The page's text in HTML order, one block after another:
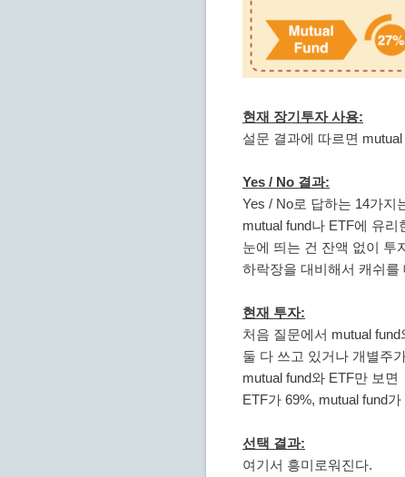
현재 장기투자 사용:
설문 결과에 따르면
Yes / No 결과:
Yes / No로 답하는 14가지
mutual fund나 ETF에 유리
눈에 띄는 건 잔액 없이 투
하락장을 대비해서 캐쉬
현재 투자:
처음 질문에서 mutual fund
둘 다 쓰고 있거나 개별주
mutual fund와 ETF만 보면
ETF가 69%, mutual fund
선택 결과:
여기서 흥미로워진다.